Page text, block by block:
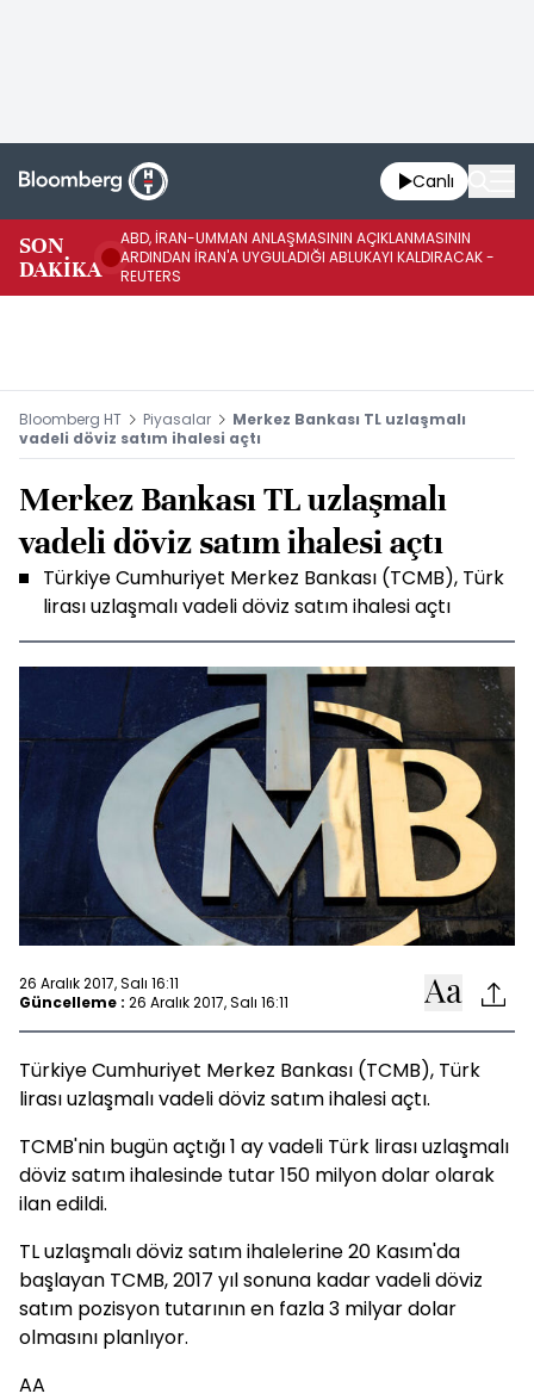
Canlı
SON
DAKİKA
ABD, İRAN-UMMAN ANLAŞMASININ AÇIKLANMASININ
ARDINDAN İRAN'A UYGULADIĞI ABLUKAYI KALDIRACAK -
REUTERS
Bloomberg HT Piyasalar
Merkez Bankası TL uzlaşmalı
vadeli döviz satım ihalesi açtı
Merkez Bankası TL uzlaşmalı
vadeli döviz satım ihalesi açtı
Türkiye Cumhuriyet Merkez Bankası (TCMB), Türk
lirası uzlaşmalı vadeli döviz satım ihalesi açtı
26 Aralık 2017, Salı 16:11
Güncelleme : 26 Aralık 2017, Salı 16:11
Türkiye Cumhuriyet Merkez Bankası (TCMB), Türk
lirası uzlaşmalı vadeli döviz satım ihalesi açtı.
TCMB'nin bugün açtığı 1 ay vadeli Türk lirası uzlaşmalı
döviz satım ihalesinde tutar 150 milyon dolar olarak
ilan edildi.
TL uzlaşmalı döviz satım ihalelerine 20 Kasım'da
başlayan TCMB, 2017 yıl sonuna kadar vadeli döviz
satım pozisyon tutarının en fazla 3 milyar dolar
olmasını planlıyor.
AA